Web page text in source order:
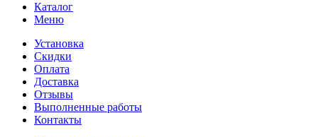
Каталог
Меню
Установка
Скидки
Оплата
Доставка
Отзывы
Выполненные работы
Контакты